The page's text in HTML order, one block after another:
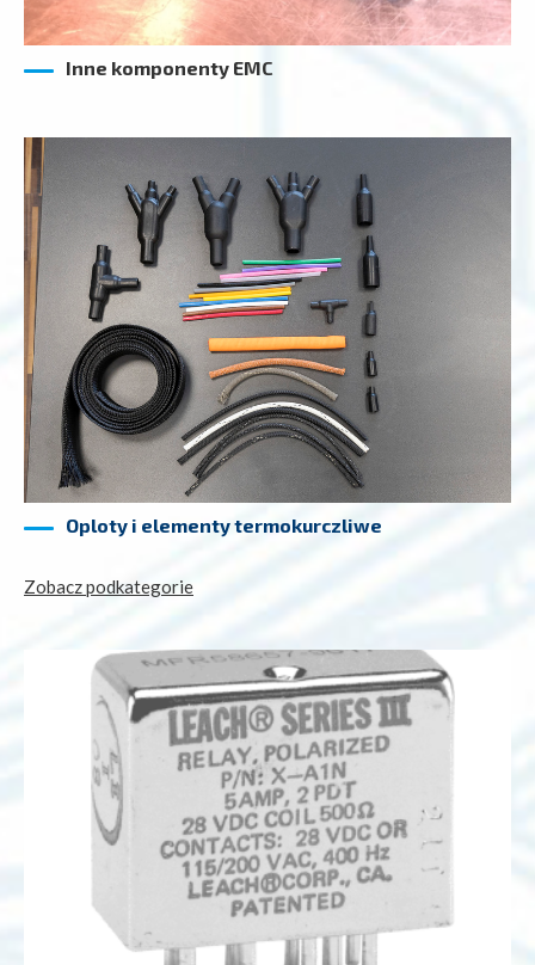
Inne komponenty EMC
Oploty i elementy termokurczliwe
Zobacz podkategorie